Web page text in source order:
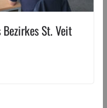
St. Veit